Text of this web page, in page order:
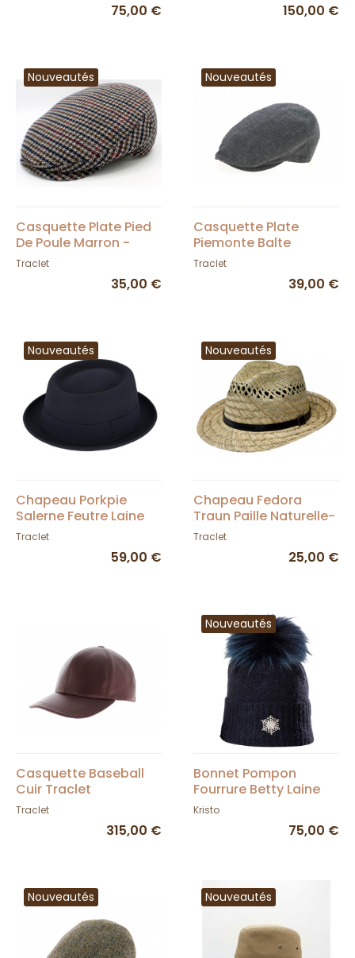
75,00 € 150,00 €
Nouveautés
Casquette Plate Pied
De Poule Marron -
Traclet
Traclet
35,00 €
Nouveautés
Casquette Plate
Piemonte Balte
Anthracite Lin &
Coton- Traclet
Traclet
39,00 €
Nouveautés
Chapeau Porkpie
Salerne Feutre Laine
Marine - Traclet
Traclet
59,00 €
Nouveautés
Chapeau Fedora
Traun Paille Naturelle-
Traclet
Traclet
25,00 €
Casquette Baseball
Cuir Traclet
Traclet
315,00 €
Nouveautés
Bonnet Pompon
Fourrure Betty Laine
Marine - Kristo
Kristo
75,00 €
Nouveautés Nouveautés